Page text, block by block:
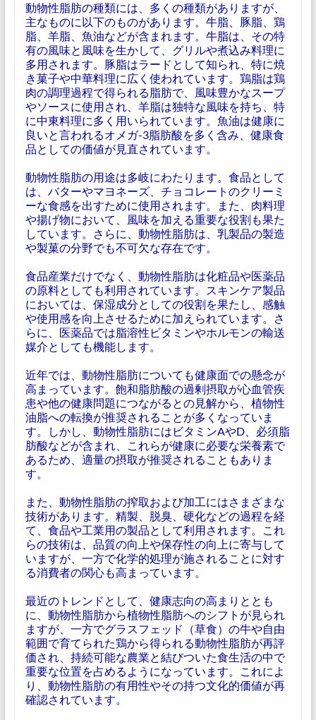
動物性脂肪の種類には、多くの種類がありますが、
主なものに以下のものがあります。牛脂、豚脂、鶏
脂、羊脂、魚油などが含まれます。牛脂は、その特
有の風味と風味を生かして、グリルや煮込み料理に
多用されます。豚脂はラードとして知られ、特に焼
き菓子や中華料理に広く使われています。鶏脂は鶏
肉の調理過程で得られる脂肪で、風味豊かなスープ
やソースに使用され、羊脂は独特な風味を持ち、特
に中東料理に多く用いられています。魚油は健康に
良いと言われるオメガ-3脂肪酸を多く含み、健康食
品としての価値が見直されています。
動物性脂肪の用途は多岐にわたります。食品として
は、バターやマヨネーズ、チョコレートのクリーミ
ーな食感を出すために使用されます。また、肉料理
や揚げ物において、風味を加える重要な役割も果た
しています。さらに、動物性脂肪は、乳製品の製造
や製菓の分野でも不可欠な存在です。
食品産業だけでなく、動物性脂肪は化粧品や医薬品
の原料としても利用されています。スキンケア製品
においては、保湿成分としての役割を果たし、感触
や使用感を向上させるために加えられています。さ
らに、医薬品では脂溶性ビタミンやホルモンの輸送
媒介としても機能します。
近年では、動物性脂肪についても健康面での懸念が
高まっています。飽和脂肪酸の過剰摂取が心血管疾
患や他の健康問題につながるとの見解から、植物性
油脂への転換が推奨されることが多くなっていま
す。しかし、動物性脂肪にはビタミンAやD、必須脂
肪酸などが含まれ、これらが健康に必要な栄養素で
あるため、適量の摂取が推奨されることもありま
す。
また、動物性脂肪の搾取および加工にはさまざまな
技術があります。精製、脱臭、硬化などの過程を経
て、食品や工業用の製品として利用されます。これ
らの技術は、品質の向上や保存性の向上に寄与して
いますが、一方で化学的処理が施されることに対す
る消費者の関心も高まっています。
最近のトレンドとして、健康志向の高まりととも
に、動物性脂肪から植物性脂肪へのシフトが見られ
ますが、一方でグラスフェッド（草食）の牛や自由
範囲で育てられた鶏から得られる動物性脂肪が再評
価され、持続可能な農業と結びついた食生活の中で
重要な位置を占めるようになっています。これによ
り、動物性脂肪の有用性やその持つ文化的価値が再
確認されています。